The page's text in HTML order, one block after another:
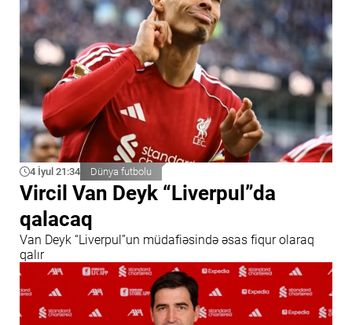
4 İyul 21:34 Dünya futbolu
Vircil Van Deyk “Liverpul”da
qalacaq
Van Deyk “Liverpul”un müdafiəsində əsas fiqur olaraq
qalır